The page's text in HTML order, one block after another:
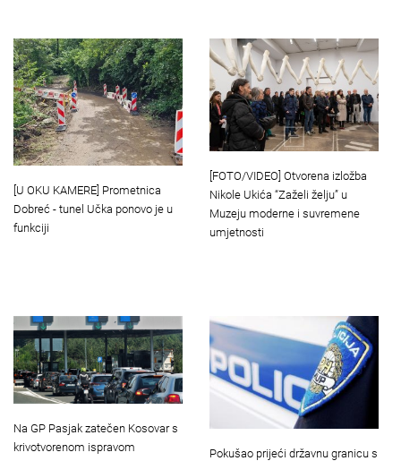
[U OKU KAMERE] Prometnica
Dobreć - tunel Učka ponovo je u
funkciji
[FOTO/VIDEO] Otvorena izložba
Nikole Ukića “Zaželi želju” u
Muzeju moderne i suvremene
umjetnosti
Na GP Pasjak zatečen Kosovar s
krivotvorenom ispravom
Pokušao prijeći državnu granicu s